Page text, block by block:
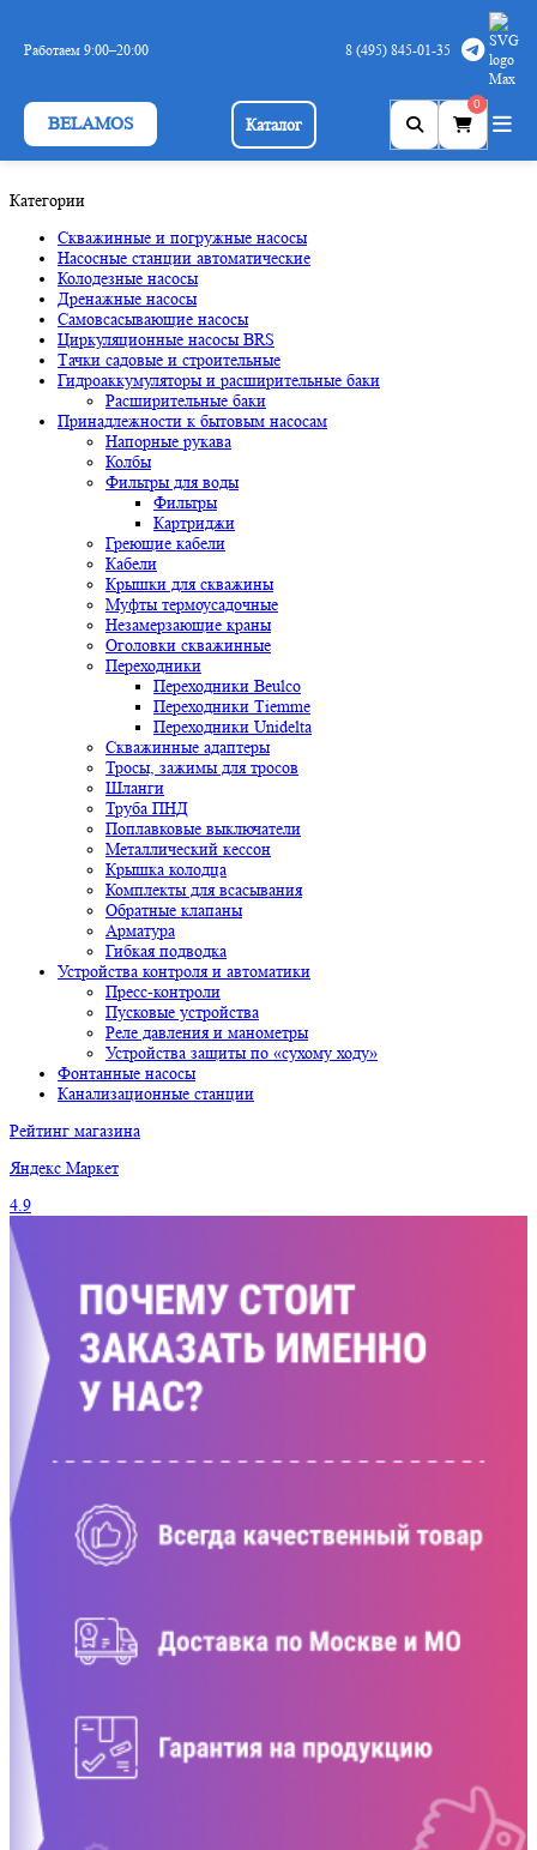
Работаем 9:00–20:00 8 (495) 845-01-35
BELAMOS Каталог
0
Принять
Категории
Скважинные и погружные насосы
Насосные станции автоматические
Колодезные насосы
Дренажные насосы
Самовсасывающие насосы
Циркуляционные насосы BRS
Тачки садовые и строительные
Гидроаккумуляторы и расширительные баки
Расширительные баки
Принадлежности к бытовым насосам
Напорные рукава
Колбы
Фильтры для воды
Фильтры
Картриджи
Греющие кабели
Кабели
Крышки для скважины
Муфты термоусадочные
Незамерзающие краны
Оголовки скважинные
Переходники
Переходники Beulco
Переходники Tiemme
Переходники Unidelta
Скважинные адаптеры
Тросы, зажимы для тросов
Шланги
Труба ПНД
Поплавковые выключатели
Металлический кессон
Крышка колодца
Комплекты для всасывания
Обратные клапаны
Арматура
Гибкая подводка
Устройства контроля и автоматики
Пресс-контроли
Пусковые устройства
Реле давления и манометры
Устройства защиты по «сухому ходу»
Фонтанные насосы
Канализационные станции
Рейтинг магазина
Яндекс Маркет
4.9